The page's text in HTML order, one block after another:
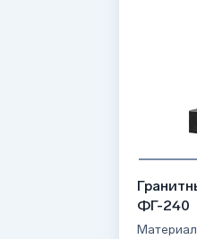
ФГ-240